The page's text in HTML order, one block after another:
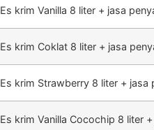
Es krim Vanilla 8 liter + jasa
Es krim Coklat 8 liter + jasa
Es krim Strawberry 8 liter + jasa
Es krim Vanilla Cocochip 8 liter